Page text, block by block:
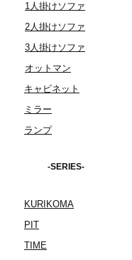
1人掛けソファ
2人掛けソファ
3人掛けソファ
オットマン
キャビネット
ミラー
ランプ
-SERIES-
KURIKOMA
PIT
TIME